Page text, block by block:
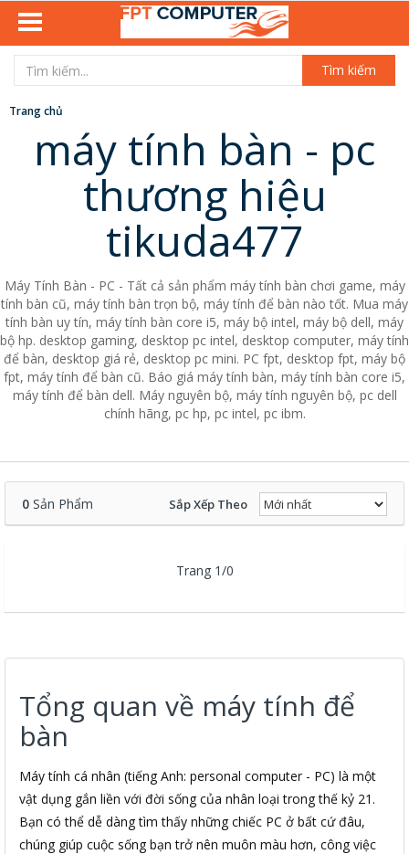
Tìm kiếm
Trang chủ
máy tính bàn - pc
thương hiệu
tikuda477
Máy Tính Bàn - PC - Tất cả sản phẩm máy tính bàn chơi game, máy
tính bàn cũ, máy tính bàn trọn bộ, máy tính để bàn nào tốt. Mua máy
tính bàn uy tín, máy tính bàn core i5, máy bộ intel, máy bộ dell, máy
bộ hp. desktop gaming, desktop pc intel, desktop computer, máy tính
để bàn, desktop giá rẻ, desktop pc mini. PC fpt, desktop fpt, máy bộ
fpt, máy tính để bàn cũ. Báo giá máy tính bàn, máy tính bàn core i5,
máy tính để bàn dell. Máy nguyên bộ, máy tính nguyên bộ, pc dell
chính hãng, pc hp, pc intel, pc ibm.
0 Sản Phẩm Sắp Xếp Theo
Trang 1/0
Tổng quan về máy tính để
bàn
Máy tính cá nhân (tiếng Anh: personal computer - PC) là một
vật dụng gắn liền với đời sống của nhân loại trong thế kỷ 21.
Bạn có thể dễ dàng tìm thấy những chiếc PC ở bất cứ đâu,
chúng giúp cuộc sống bạn trở nên muôn màu hơn, công việc